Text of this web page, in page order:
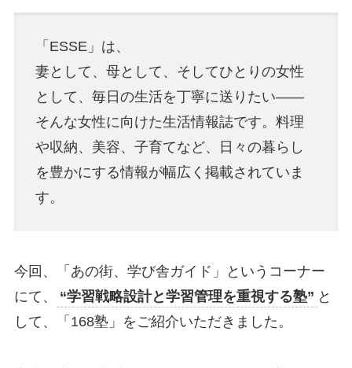
「ESSE」は、
妻として、母として、そしてひとりの女性
として、毎日の生活を丁寧に送りたい――
そんな女性に向けた生活情報誌です。料理
や収納、美容、子育てなど、日々の暮らし
を豊かにする情報が幅広く掲載されていま
す。
今回、「あの街、学び舎ガイド」というコーナー
にて、
“学習戦略設計と学習管理を重視する塾” と
して、「168塾」をご紹介いただきました。